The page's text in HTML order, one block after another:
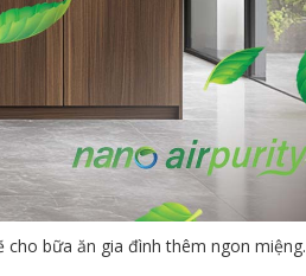
bữa ăn gia đình thêm ngon miệng.